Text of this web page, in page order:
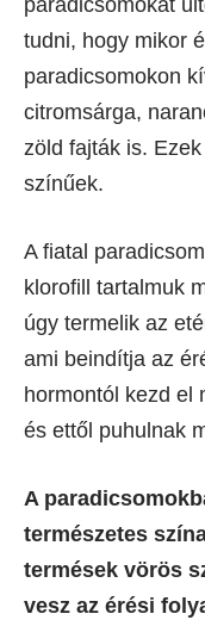
paradicsomokat
tudni, hogy mikor
paradicsomokon
citromsárga,
zöld fajták is.
színűek.
A fiatal
klorofill tartalmuk
úgy termelik az
ami beindítja az
hormontól kezd el
és ettől puhulnak
A
természetes
termések vörös
vesz az érési